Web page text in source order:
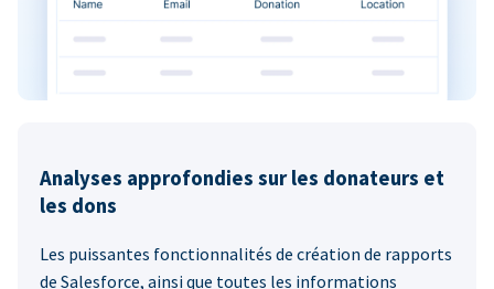
Analyses approfondies sur les donateurs et
les dons
Les puissantes fonctionnalités de création de rapports
de Salesforce, ainsi que toutes les informations